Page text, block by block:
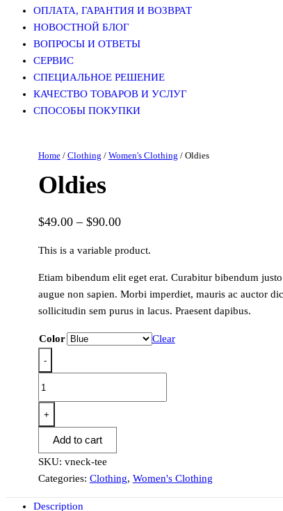
ОПЛАТА, ГАРАНТИЯ И ВОЗВРАТ
НОВОСТНОЙ БЛОГ
ВОПРОСЫ И ОТВЕТЫ
СЕРВИС
СПЕЦИАЛЬНОЕ РЕШЕНИЕ
КАЧЕСТВО ТОВАРОВ И УСЛУГ
СПОСОБЫ ПОКУПКИ
Home/ Clothing / Women's Clothing / Oldies
Oldies
$49.00– $90.00
This is a variable product.
Etiam bibendum elit eget erat. Curabitur bibendum
augue non sapien. Morbi imperdiet, mauris ac auctor
sollicitudin sem purus in lacus. Praesent dapibus.
Color Clear
-
+
Add to cart
SKU: vneck-tee
Categories: Clothing, Women's Clothing
Description